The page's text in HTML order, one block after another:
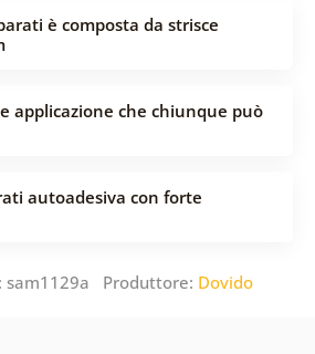
è composta da strisce
applicazione che chiunque può
autoadesiva con forte
sam1129a Produttore: Dovido